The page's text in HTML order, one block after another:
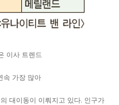
이사 트렌드
속 가장 많아
대이동이 이뤄지고 있다. 인구가